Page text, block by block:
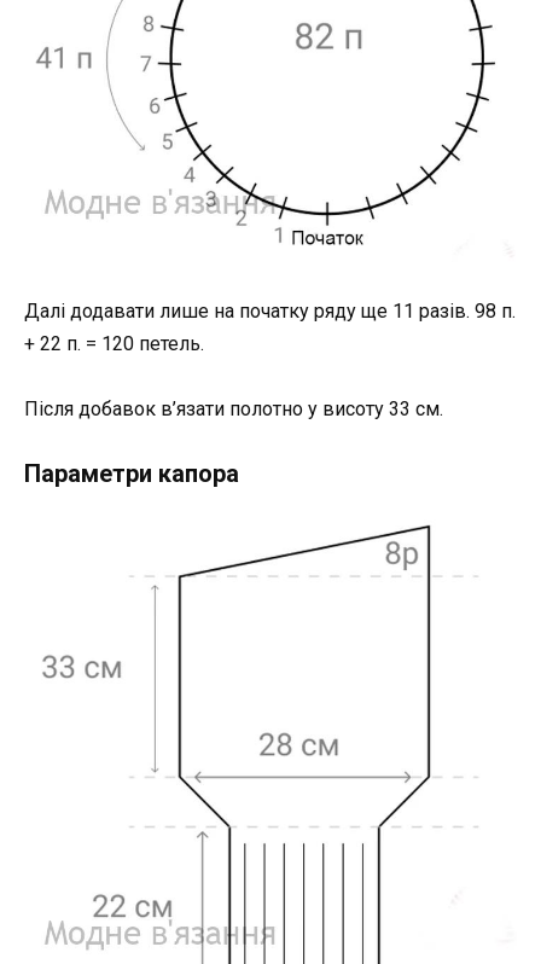
Далі додавати лише на початку ряду ще 11 разів. 98 п.
+ 22 п. = 120 петель.
Після добавок в’язати полотно у висоту 33 см.
Параметри капора